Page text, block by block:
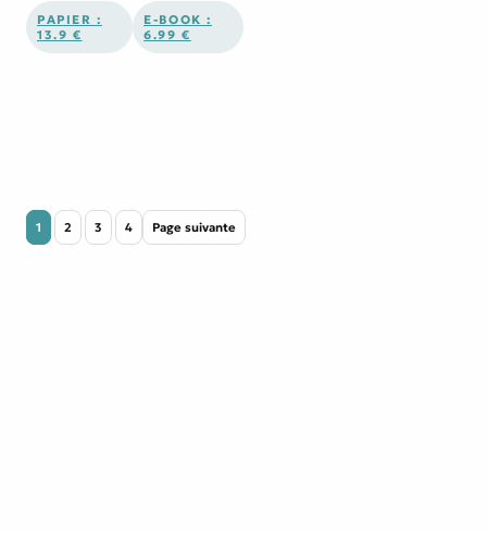
PAPIER :
13.9 €
E-BOOK :
6.99 €
1 2 3 4 Page suivante